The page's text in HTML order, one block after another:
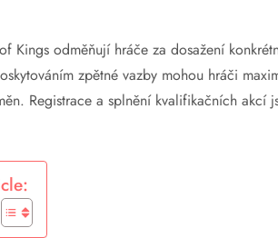
Kings odměňují hráče za dosažení
zpětné vazby mohou hráči
Registrace a splnění kvalifikačních akcí